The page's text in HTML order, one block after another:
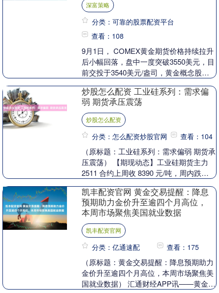
深富策略
分类：可靠的股票配资平台
查看：108
9月1日， COMEX黄金期货价格持续拉升
后小幅回落，盘中一度突破3550美元，目
前交投于3540美元/盎司，黄金概念股强
炒股怎么配资 工业硅系列：需求偏
弱 期货承压震荡
炒股怎么配资
分类：怎么配资炒股官网 查看：104
（原标题：工业硅系列：需求偏弱 期货承
压震荡） 【期现动态】工业硅期货主力
2511 合约上周收 8390 元/吨，周内跌
凯丰配资官网 黄金交易提醒：降息
预期助力金价升至逾四个月高位，
本周市场聚焦美国就业数据
凯丰配资官网
分类：亿通速配 查看：175
（原标题：黄金交易提醒：降息预期助力
金价升至逾四个月高位，本周市场聚焦美
国就业数据） 汇通财经APP讯——黄金市